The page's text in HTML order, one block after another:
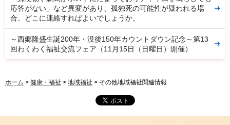
応答がない」など異変があり、孤独死の可能性が疑われる場
合、どこに連絡すればよいでしょうか。
～西郷隆盛生誕200年・没後150年カウントダウン記念～第13
回わくわく福祉交流フェア（11月15日（日曜日）開催）
ホーム > 健康・福祉 > 地域福祉 > その他地域福祉関連情報